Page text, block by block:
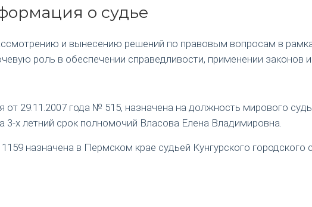
о судье
и вынесению решений по правовым вопросам в
роль в обеспечении справедливости, применении законов
29.11.2007 года № 515, назначена на должность мирового
х летний срок полномочий Власова Елена Владимировна.
назначена в Пермском крае судьей Кунгурского городского